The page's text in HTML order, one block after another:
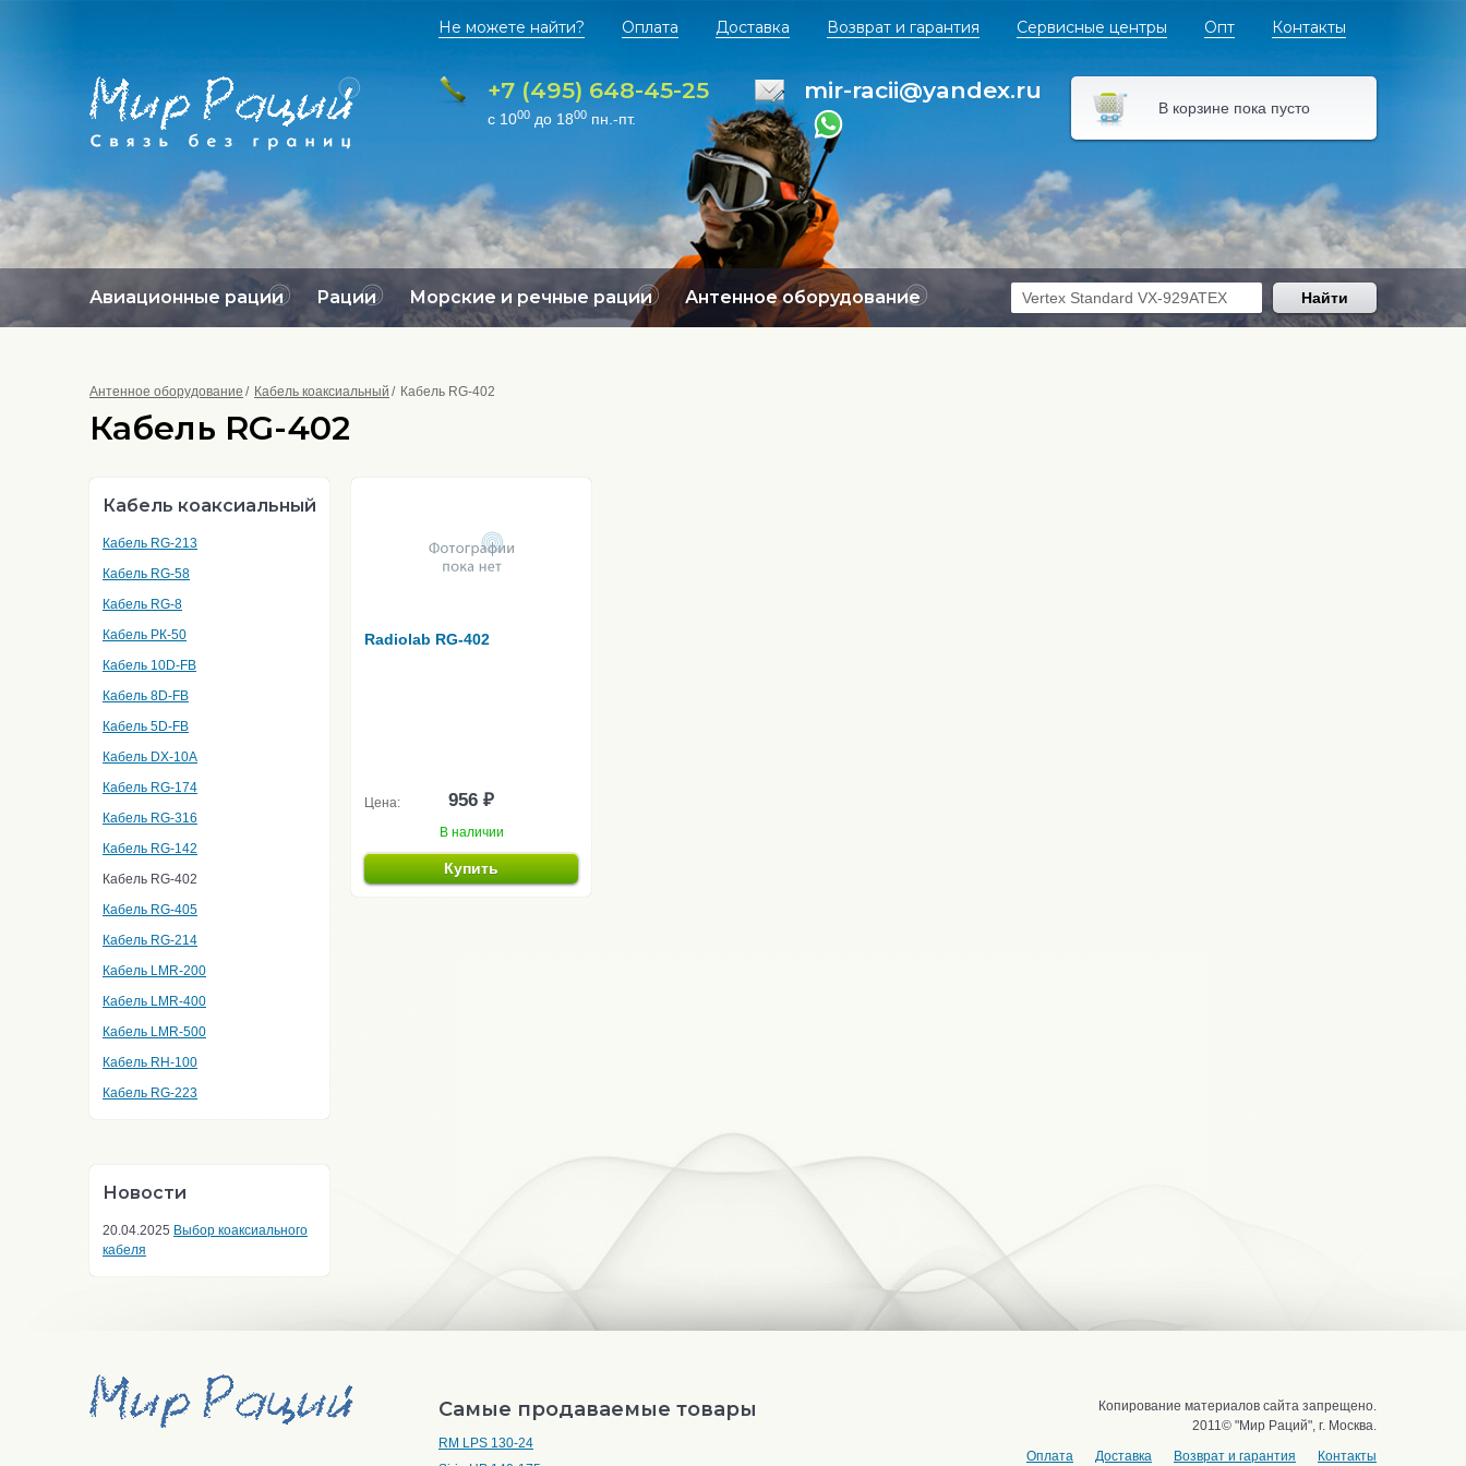
Не можете найти? Оплата Доставка Возврат и гарантия Сервисные центры Опт Контакты
+7 (495) 648-45-25
с 1000 до 1800 пн.-пт.
mir-racii@yandex.ru
В корзине пока пусто
Авиационные рации Рации Морские и речные рации Антенное оборудование Найти
Антенное оборудование Кабель коаксиальный Кабель RG-402
Кабель RG-402
Кабель коаксиальный
Кабель RG-213
Кабель RG-58
Кабель RG-8
Кабель РК-50
Кабель 10D-FB
Кабель 8D-FB
Кабель 5D-FB
Кабель DX-10A
Кабель RG-174
Кабель RG-316
Кабель RG-142
Кабель RG-402
Кабель RG-405
Кабель RG-214
Кабель LMR-200
Кабель LMR-400
Кабель LMR-500
Кабель RH-100
Кабель RG-223
Новости
20.04.2025 Выбор коаксиального
кабеля
Radiolab RG-402
Цена: 956 ₽
В наличии
Купить
Самые продаваемые товары
RM LPS 130-24
Копирование материалов сайта запрещено.
2011© "Мир Раций", г. Москва.
Оплата
Доставка Возврат и гарантия Контакты